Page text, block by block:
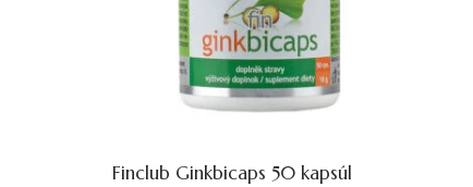
Finclub Ginkbicaps 50 kapsúl